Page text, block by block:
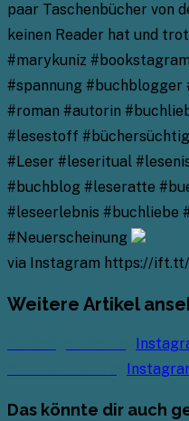
paar Taschenbücher von
keinen Reader hat und
#marykuniz
#spannung
#roman #autorin
#lesestoff
#Leser #leseritual
#buchblog #leseratte
#leseerlebnis #buchliebe
#Neuerscheinung
via Instagram https://
Weitere Artikel
Das könnte dir auch